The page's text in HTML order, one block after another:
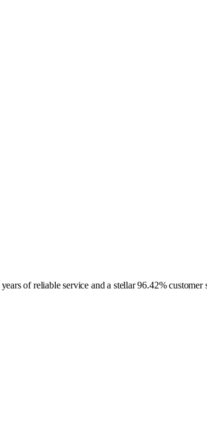
of reliable service and a stellar 96.42% customer